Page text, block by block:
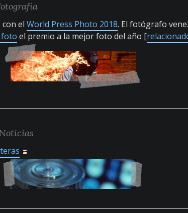
el World Press Photo 2018. El fotógrafo
el premio a la mejor foto del año [
Noticias